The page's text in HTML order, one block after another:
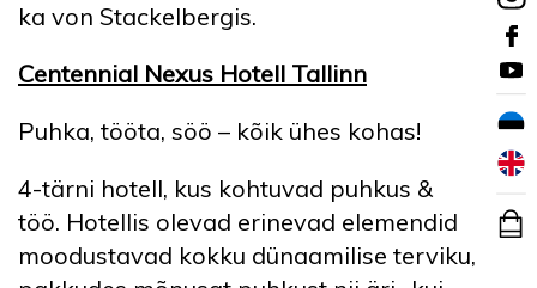
ka von Stackelbergis.
Centennial Nexus Hotell Tallinn
Puhka, tööta, söö – kõik ühes kohas!
4-tärni hotell, kus kohtuvad puhkus &
töö. Hotellis olevad erinevad elemendid
moodustavad kokku dünaamilise terviku,